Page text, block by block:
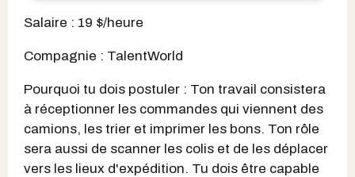
Salaire : 19 $/heure
Compagnie : TalentWorld
Pourquoi tu dois postuler : Ton travail consistera
à réceptionner les commandes qui viennent des
camions, les trier et imprimer les bons. Ton rôle
sera aussi de scanner les colis et de les déplacer
vers les lieux d'expédition. Tu dois être capable